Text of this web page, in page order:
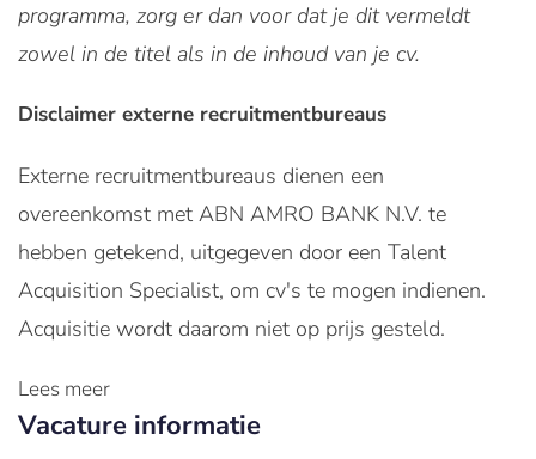
programma, zorg er dan voor dat je dit vermeldt
zowel in de titel als in de inhoud van je cv.
Disclaimer externe recruitmentbureaus
Externe recruitmentbureaus dienen een
overeenkomst met ABN AMRO BANK N.V. te
hebben getekend, uitgegeven door een Talent
Acquisition Specialist, om cv's te mogen indienen.
Acquisitie wordt daarom niet op prijs gesteld.
Lees meer
Vacature informatie